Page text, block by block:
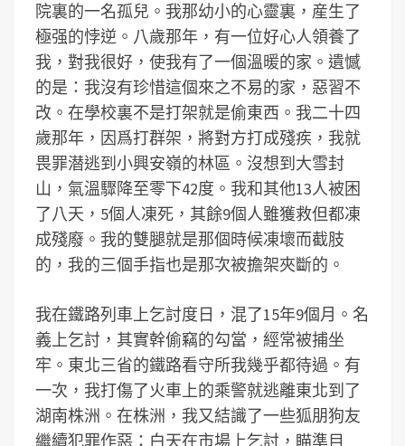
院裏的一名孤兒。我那幼小的心靈裏，産生了
極强的悖逆。八歲那年，有一位好心人領養了
我，對我很好，使我有了一個溫暖的家。遺憾
的是：我沒有珍惜這個來之不易的家，惡習不
改。在學校裏不是打架就是偷東西。我二十四
歲那年，因爲打群架，將對方打成殘疾，我就
畏罪潜逃到小興安嶺的林區。沒想到大雪封
山，氣溫驟降至零下42度。我和其他13人被困
了八天，5個人凍死，其餘9個人雖獲救但都凍
成殘廢。我的雙腿就是那個時候凍壞而截肢
的，我的三個手指也是那次被擔架夾斷的。
我在鐵路列車上乞討度日，混了15年9個月。名
義上乞討，其實幹偷竊的勾當，經常被捕坐
牢。東北三省的鐵路看守所我幾乎都待過。有
一次，我打傷了火車上的乘警就逃離東北到了
湖南株洲。在株洲，我又結識了一些狐朋狗友
繼續犯罪作惡：白天在市場上乞討，瞄準目